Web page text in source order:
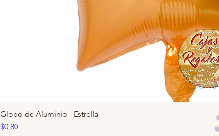
Globo de Aluminio - Estrella
Precio
$0,80